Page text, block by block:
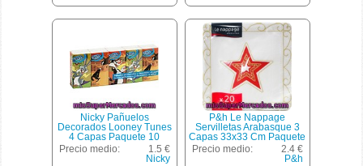
Nicky Pañuelos
Decorados Looney Tunes
4 Capas Paquete 10
Unidades
Precio medio:
1.5 €
Nicky
P&h Le Nappage
Servilletas Arabasque 3
Capas 33x33 Cm Paquete
20 Unidades
Precio medio:
2.4 €
P&h